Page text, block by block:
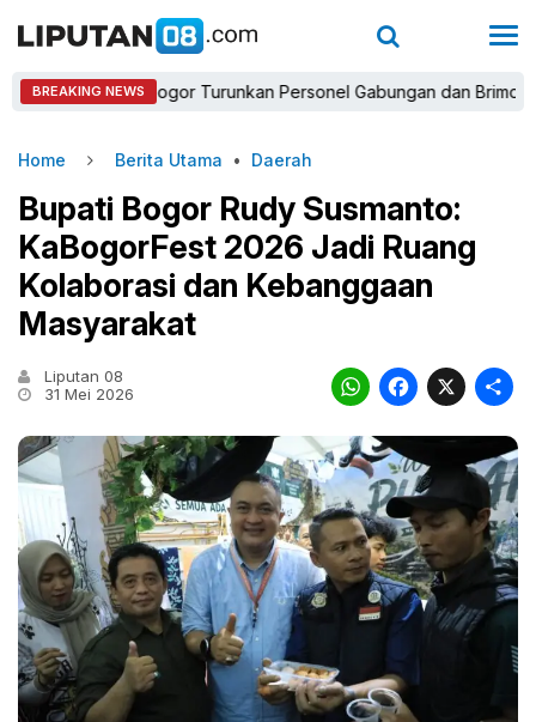
BREAKING NEWS
Bogor Turunkan Personel Gabungan dan Brimob,
Home Berita Utama • Daerah
Bupati Bogor Rudy Susmanto:
KaBogorFest 2026 Jadi Ruang
Kolaborasi dan Kebanggaan
Masyarakat
Liputan 08
31 Mei 2026
X